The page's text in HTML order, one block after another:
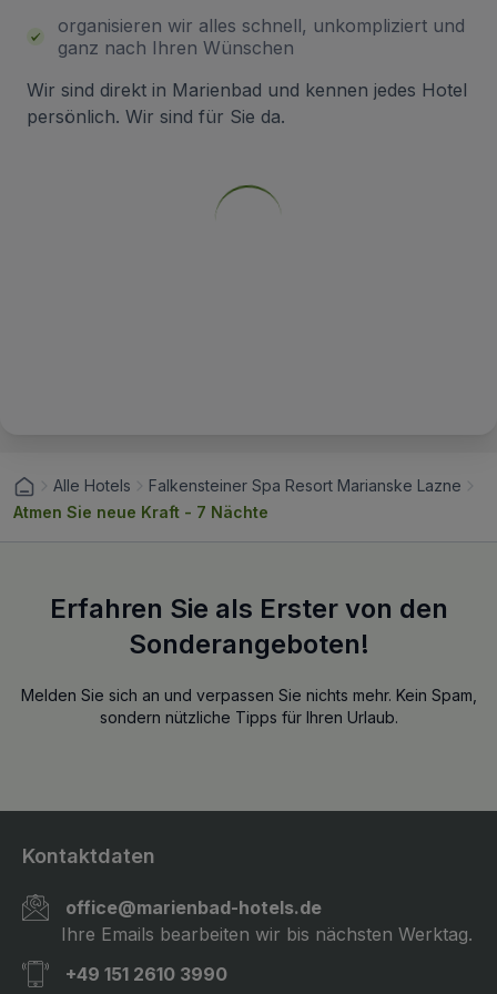
organisieren wir alles schnell, unkompliziert und
ganz nach Ihren Wünschen
Wir sind direkt in Marienbad und kennen jedes Hotel
persönlich. Wir sind für Sie da.
Alle Hotels
Falkensteiner Spa Resort Marianske Lazne
Atmen Sie neue Kraft - 7 Nächte
Erfahren Sie als Erster von den
Sonderangeboten!
Melden Sie sich an und verpassen Sie nichts mehr. Kein Spam,
sondern nützliche Tipps für Ihren Urlaub.
Kontaktdaten
office@marienbad-hotels.de
Ihre Emails bearbeiten wir bis nächsten Werktag.
+49 151 2610 3990